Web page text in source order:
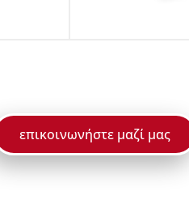
επικοινωνήστε μαζί μας